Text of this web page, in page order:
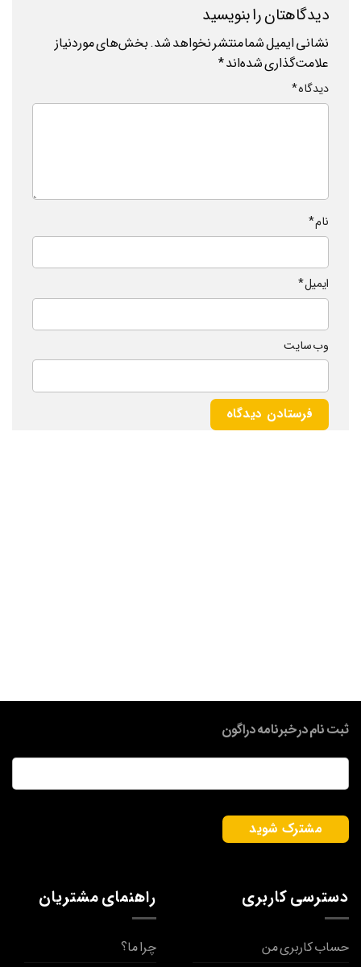
دیدگاهتان را بنویسید
نشانی ایمیل شما منتشر نخواهد شد.بخش‌های موردنیاز
علامت‌گذاری شده‌اند*
دیدگاه*
نام*
ایمیل*
وب‌ سایت
دسترسی کاربری
حساب کاربری من
ثبت نام در خبرنامه دراگون
ایمیل*
راهنمای مشتریان
چرا ما؟